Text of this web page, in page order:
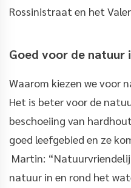
Rossinistraat en het
Goed voor de natuur
Waarom kiezen we voor
Het is beter voor de
beschoeiing van
goed leefgebied en ze
Martin:
natuur in en rond het